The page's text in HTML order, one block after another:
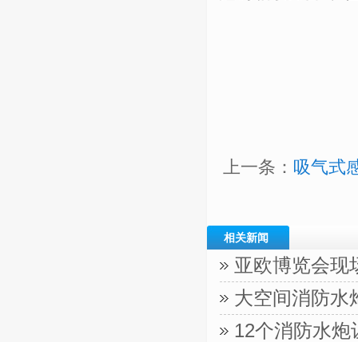
上一条： 吸气式
相关新闻
亚欧博览会现
大空间消防水
12个消防水